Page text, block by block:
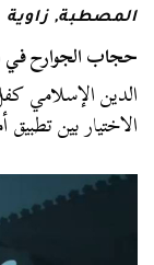
المصطبة, زاوية
حجاب الجوارح في
الدين الإسلامي
الاختيار بين تطبيق